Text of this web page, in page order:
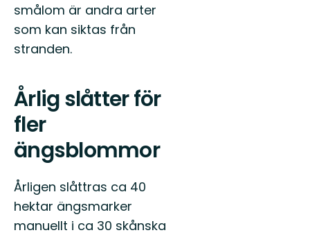
smålom är andra arter
som kan siktas från
stranden.
Årlig slåtter för
fler
ängsblommor
Årligen slåttras ca 40
hektar ängsmarker
manuellt i ca 30 skånska